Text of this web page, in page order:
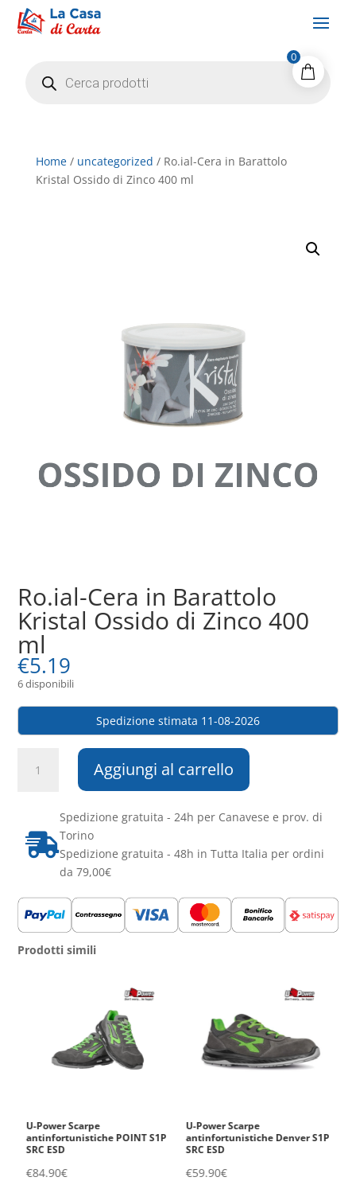
search
Home/ uncategorized / Ro.ial-Cera in Barattolo
Kristal Ossido di Zinco 400 ml
Ro.ial-Cera in Barattolo
Kristal Ossido di Zinco 400
ml
€5.19
6 disponibili
Spedizione stimata 11-08-2026
Cera
Barattolo
Kristal
Ossido
400
ml
Aggiungi al carrello

Spedizione gratuita - 24h per Canavese e prov. di
Torino
Spedizione gratuita - 48h in Tutta Italia per ordini
da 79,00€
Prodotti simili
U-Power Scarpe
antinfortunistiche POINT S1P
SRC ESD
€84.90€
U-Power Scarpe
antinfortunistiche Denver S1P
SRC ESD
€59.90€
0